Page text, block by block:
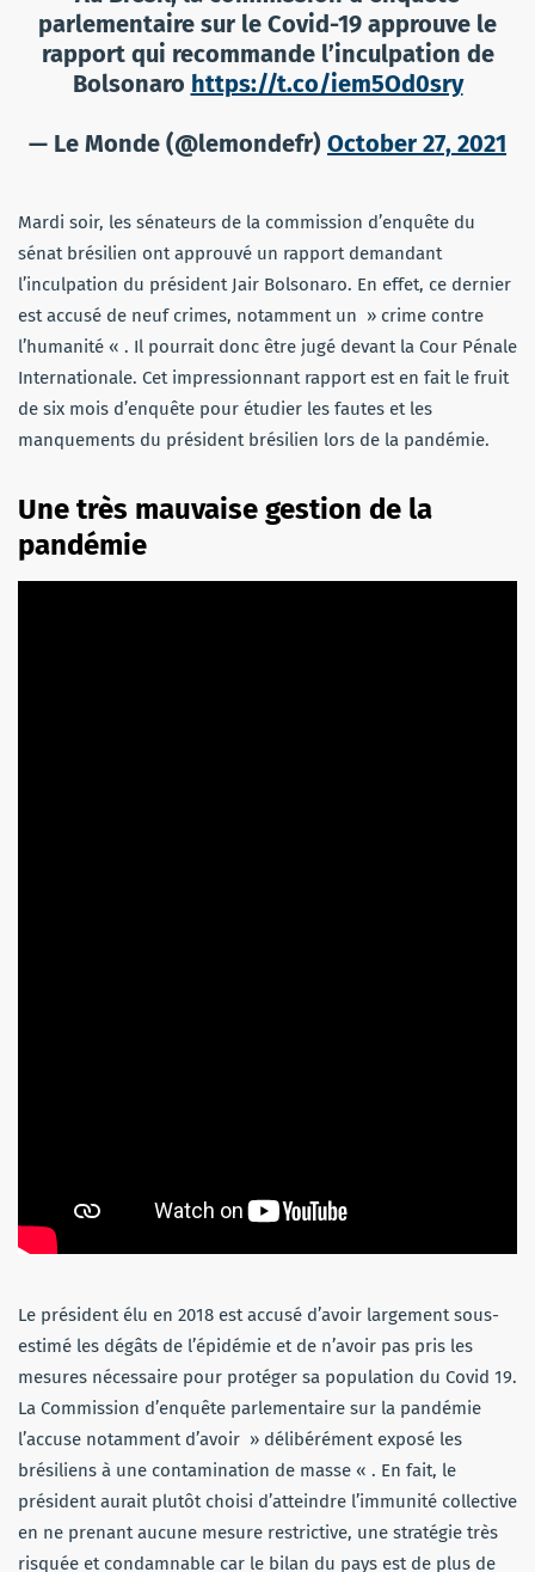
parlementaire sur le Covid-19 approuve le
rapport qui recommande l’inculpation de
Bolsonaro https://t.co/iem5Od0sry
— Le Monde (@lemondefr) October 27, 2021
Mardi soir, les sénateurs de la commission d’enquête du
sénat brésilien ont approuvé un rapport demandant
l’inculpation du président Jair Bolsonaro. En effet, ce dernier
est accusé de neuf crimes, notamment un » crime contre
l’humanité « . Il pourrait donc être jugé devant la Cour Pénale
Internationale. Cet impressionnant rapport est en fait le fruit
de six mois d’enquête pour étudier les fautes et les
manquements du président brésilien lors de la pandémie.
Une très mauvaise gestion de la
pandémie
Le président élu en 2018 est accusé d’avoir largement sous-
estimé les dégâts de l’épidémie et de n’avoir pas pris les
mesures nécessaire pour protéger sa population du Covid 19.
La Commission d’enquête parlementaire sur la pandémie
l’accuse notamment d’avoir » délibérément exposé les
brésiliens à une contamination de masse « . En fait, le
président aurait plutôt choisi d’atteindre l’immunité collective
en ne prenant aucune mesure restrictive, une stratégie très
risquée et condamnable car le bilan du pays est de plus de